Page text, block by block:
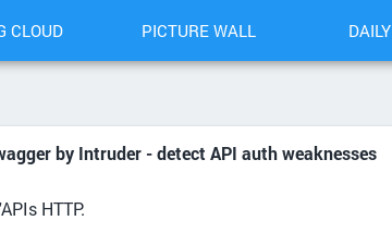
CLOUD PICTURE WALL DAILY
by Intruder - detect API auth weaknesses
HTTP.